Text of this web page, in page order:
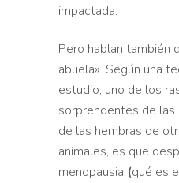
impactada.
Pero hablan también
abuela». Según una
estudio, uno de los
sorprendentes de las
de las hembras de
animales, es que
menopausia (qué es